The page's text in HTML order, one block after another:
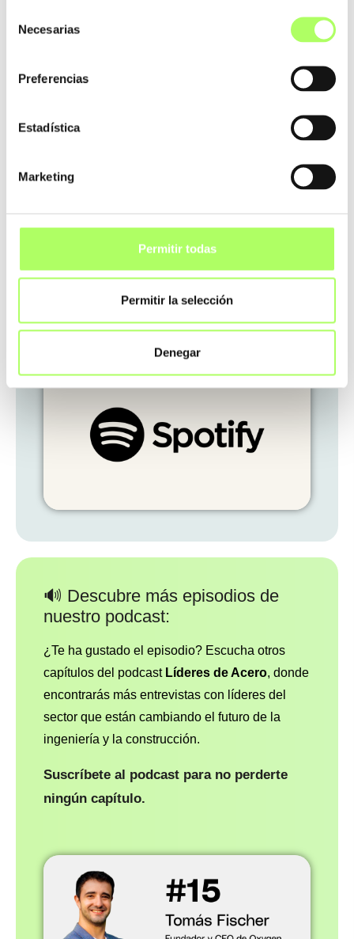
Necesarias
Preferencias
Estadística
Marketing
Permitir todas
Permitir la selección
Denegar
🎧 Escucha el Capítulo 16 en las
No te pierdas esta interesante conversación
liderazgo para escalar una empresa familiar en
🔊 Descubre más episodios de
nuestro podcast:
¿Te ha gustado el episodio? Escucha otros
capítulos del podcast Líderes de Acero, donde
encontrarás más entrevistas con líderes del
sector que están cambiando el futuro de la
ingeniería y la construcción.
Suscríbete al podcast para no perderte
ningún capítulo.